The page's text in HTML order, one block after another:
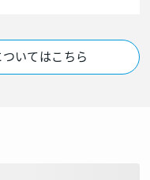
いてはこちら